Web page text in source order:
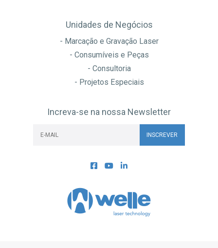
Unidades de Negócios
- Marcação e Gravação Laser
- Consumíveis e Peças
- Consultoria
- Projetos Especiais
Increva-se na nossa Newsletter
INSCREVER